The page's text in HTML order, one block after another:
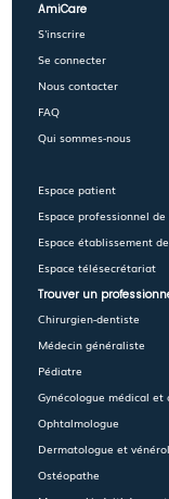
AmiCare
S'inscrire
Se connecter
Nous contacter
FAQ
Qui sommes-nous
Espace patient
Espace professionnel de
Espace établissement
Espace télésecrétariat
Trouver un
Chirurgien-dentiste
Médecin généraliste
Pédiatre
Gynécologue médical et
Ophtalmologue
Dermatologue et
Ostéopathe